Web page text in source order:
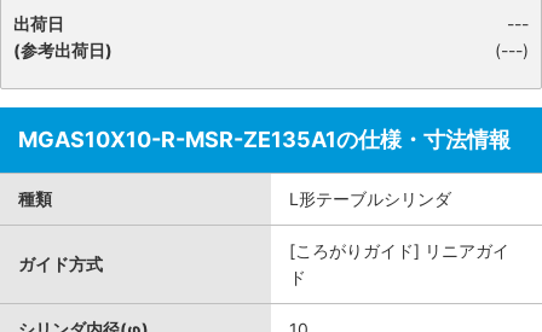
出荷日
(参考出荷日)
---
(---)
MGAS10X10-R-MSR-ZE135A1の仕様・寸法情報
種類 L形テーブルシリンダ
ガイド方式
[ころがりガイド] リニアガイ
ド